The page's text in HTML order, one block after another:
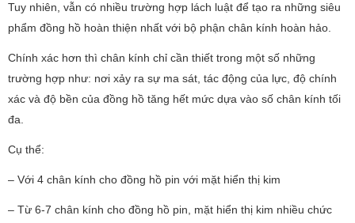
Tuy nhiên, vẫn có nhiều trường hợp lách luật để tạo ra những siêu
phẩm đồng hồ hoàn thiện nhất với bộ phận chân kính hoàn hảo.
Chính xác hơn thì chân kính chỉ cần thiết trong một số những
trường hợp như: nơi xảy ra sự ma sát, tác động của lực, độ chính
xác và độ bền của đồng hồ tăng hết mức dựa vào số chân kính tối
đa.
Cụ thể:
– Với 4 chân kính cho đồng hồ pin với mặt hiển thị kim
– Từ 6-7 chân kính cho đồng hồ pin, mặt hiển thị kim nhiều chức